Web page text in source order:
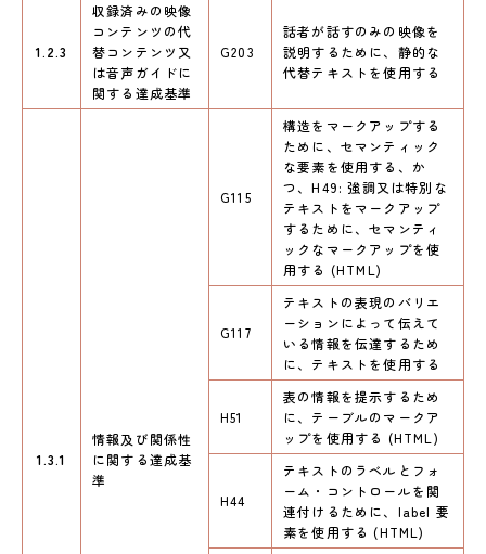
1.2.3
収録済みの映像
コンテンツの代
替コンテンツ又
は音声ガイドに
関する達成基準
G203
話者が話すのみの映像を
説明するために、静的な
代替テキストを使用する
1.3.1
情報及び関係性
に関する達成基
準
G115
構造をマークアップする
ために、セマンティック
な要素を使用する、か
つ、H49: 強調又は特別な
テキストをマークアップ
するために、セマンティ
ックなマークアップを使
用する (HTML)
G117
テキストの表現のバリエ
ーションによって伝えて
いる情報を伝達するため
に、テキストを使用する
H51
表の情報を提示するため
に、テーブルのマークア
ップを使用する (HTML)
H44
テキストのラベルとフォ
ーム・コントロールを関
連付けるために、label 要
素を使用する (HTML)